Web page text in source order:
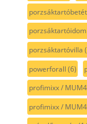
porzsáktartóbetét
porzsáktartóidom
porzsáktartóvilla
powerforall (6)
profimixx /
profimixx /